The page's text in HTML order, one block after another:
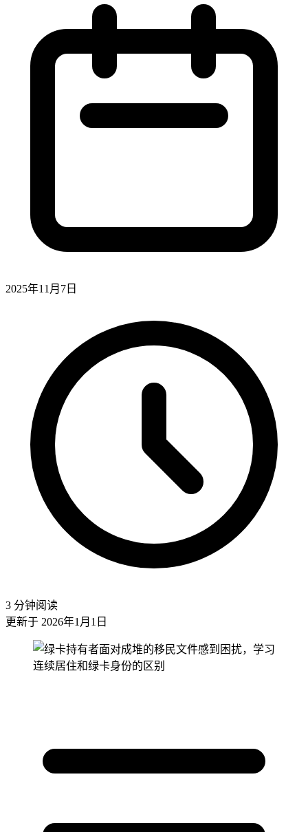
2025年11月7日
3 分钟阅读
更新于 2026年1月1日